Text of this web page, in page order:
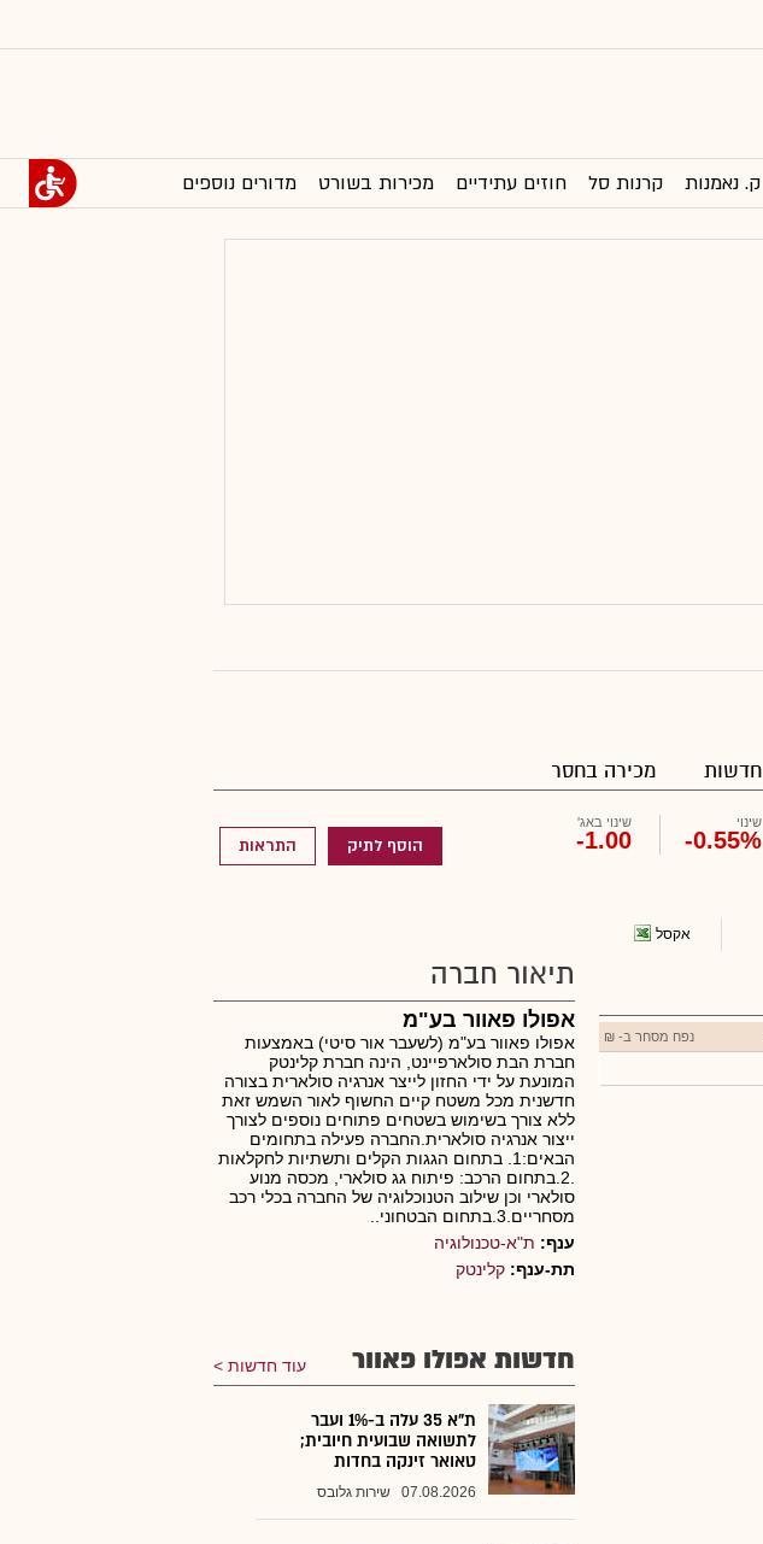
ק. נאמנות קרנות סל חוזים עתידיים מכירות בשורט מדורים נוספים
חדשות מכירה בחסר
שינוי
-0.55%
שינוי באג'
-1.00 הוסף לתיק התראות
אקסל
נפח מסחר ב- ₪
תיאור חברה
אפולו פאוור בע"מ
אפולו פאוור בע"מ (לשעבר אור סיטי) באמצעות
חברת הבת סולארפיינט, הינה חברת קלינטק
המונעת על ידי החזון לייצר אנרגיה סולארית בצורה
חדשנית מכל משטח קיים החשוף לאור השמש זאת
ללא צורך בשימוש בשטחים פתוחים נוספים לצורך
ייצור אנרגיה סולארית.החברה פעילה בתחומים
הבאים:1. בתחום הגגות הקלים ותשתיות לחקלאות
.2.בתחום הרכב: פיתוח גג סולארי, מכסה מנוע
סולארי וכן שילוב הטנוכלוגיה של החברה בכלי רכב
מסחריים.3.בתחום הבטחוני..
ענף: ת"א-טכנולוגיה
תת-ענף: קלינטק
חדשות אפולו פאוור עוד חדשות
ת"א 35 עלה ב-1% ועבר
לתשואה שבועית חיובית;
טאואר זינקה בחדות
07.08.2026 שירות גלובס